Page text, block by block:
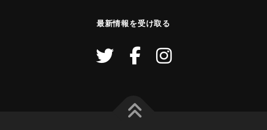
最新情報を受け取る